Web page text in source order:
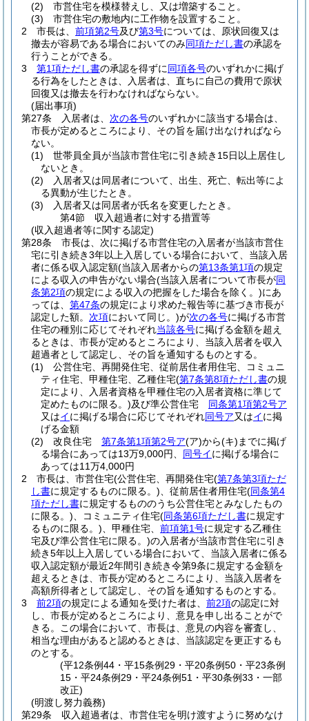
(2)
市営住宅を模様替えし、又は増築すること。
(3)
市営住宅の敷地内に工作物を設置すること。
2
市長は、 前項第2号及び第3号については、原状回復又は
撤去が容易である場合においてのみ同項ただし書の承認を
行うことができる。
3
第1項ただし書の承認を得ずに同項各号のいずれかに掲げ
る行為をしたときは、入居者は、直ちに自己の費用で原状
回復又は撤去を行わなければならない。
(届出事項)
第27条
入居者は、 次の各号のいずれかに該当する場合は、
市長が定めるところにより、その旨を届け出なければなら
ない。
(1)
世帯員全員が当該市営住宅に引き続き15日以上居住し
ないとき。
(2)
入居者又は同居者について、出生、死亡、転出等によ
る異動が生じたとき。
(3)
入居者又は同居者が氏名を変更したとき。
第4節
収入超過者に対する措置等
(収入超過者等に関する認定)
第28条
市長は、次に掲げる市営住宅の入居者が当該市営住
宅に引き続き3年以上入居している場合において、当該入居
者に係る収入認定額(当該入居者からの第13条第1項の規定
による収入の申告がない場合(当該入居者について市長が同
条第2項の規定による収入の把握をした場合を除く。)にあ
っては、 第47条の規定により求めた報告等に基づき市長が
認定した額。 次項において同じ。)が次の各号に掲げる市営
住宅の種別に応じてそれぞれ当該各号に掲げる金額を超え
るときは、市長が定めるところにより、当該入居者を収入
超過者として認定し、その旨を通知するものとする。
(1)
公営住宅、再開発住宅、従前居住者用住宅、コミュニ
ティ住宅、甲種住宅、乙種住宅(第7条第8項ただし書の規
定により、入居者資格を甲種住宅の入居者資格に準じて
定めたものに限る。)及び準公営住宅 同条第1項第2号ア
又はイに掲げる場合に応じてそれぞれ同号ア又はイに掲
げる金額
(2)
改良住宅 第7条第1項第2号ア(ア)から(キ) までに掲げ
る場合にあっては13万9,000円、 同号イに掲げる場合に
あっては11万4,000円
2
市長は、市営住宅(公営住宅、再開発住宅(第7条第3項ただ
し書に規定するものに限る。) 、従前居住者用住宅(同条第4
項ただし書に規定するもののうち公営住宅とみなしたもの
に限る。) 、コミュニティ住宅(同条第6項ただし書に規定す
るものに限る。) 、甲種住宅、 前項第1号に規定する乙種住
宅及び準公営住宅に限る。)の入居者が当該市営住宅に引き
続き5年以上入居している場合において、当該入居者に係る
収入認定額が最近2年間引き続き令第9条に規定する金額を
超えるときは、市長が定めるところにより、当該入居者を
高額所得者として認定し、その旨を通知するものとする。
3
前2項の規定による通知を受けた者は、 前2項の認定に対
し、市長が定めるところにより、意見を申し出ることがで
きる。
この場合において、市長は、意見の内容を審査し、
相当な理由があると認めるときは、当該認定を更正するも
のとする。
(平12条例44・平15条例29・平20条例50・平23条例
15・平24条例29・平24条例51・平30条例33・一部
改正)
(明渡し努力義務)
第29条
収入超過者は、市営住宅を明け渡すように努めなけ